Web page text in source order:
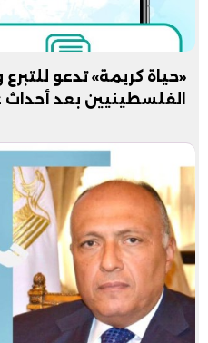
«حياة كريمة» تدعو
الفلسطينيين بعد أحداث